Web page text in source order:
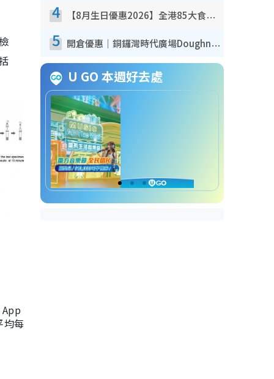
均每
4 【8月生日優惠2026】全港85大食買玩著數攻略 自助餐/火鍋放題同行免費＋誠品/DONKI送現金券
5 開倉優惠｜銅鑼灣時代廣場Doughnut/Campo Marzio開倉低至1折！背囊、書包、手袋劈價$200起
U GO 本週好去處